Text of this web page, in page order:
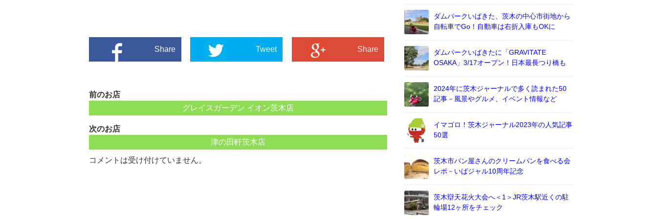
Share Tweet Share
前のお店
グレイスガーデン イオン茨木店
次のお店
津の田軒茨木店
コメントは受け付けていません。
ダムパークいばきた、茨木の中心市街地から
自転車でGo！自動車は右折入庫もOKに
ダムパークいばきたに「GRAVITATE
OSAKA」3/17オープン！日本最長つり橋も
2024年に茨木ジャーナルで多く読まれた50
記事－風景やグルメ、イベント情報など
イマゴロ！茨木ジャーナル2023年の人気記事
50選
茨木市パン屋さんのクリームパンを食べる会
レポ－いばジャル10周年記念
茨木辯天花火大会へ＜1＞JR茨木駅近くの駐
輪場12ヶ所をチェック